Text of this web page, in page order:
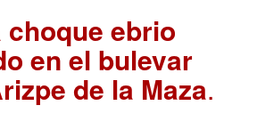
choque ebrio
en el bulevar
de la Maza.